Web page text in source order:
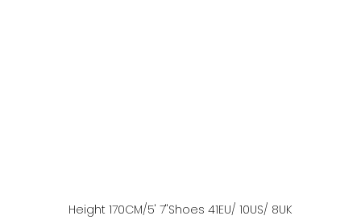
Height 170CM/5' 7''Shoes 41EU/ 10US/ 8UK